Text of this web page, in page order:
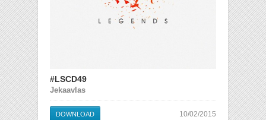
#LSCD49
Jekaavlas
DOWNLOAD 10/02/2015